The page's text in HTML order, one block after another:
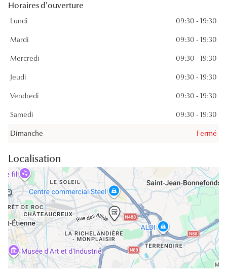
Lunettes
Lunettes
Lunettes
Lunettes
Lunettes
Nos
Verres
Comment
Quiz
Horaires d'ouverture
Lundi 09:30 - 19:30
Mardi 09:30 - 19:30
Mercredi 09:30 - 19:30
Jeudi 09:30 - 19:30
Vendredi 09:30 - 19:30
Samedi 09:30 - 19:30
Dimanche Fermé
Localisation